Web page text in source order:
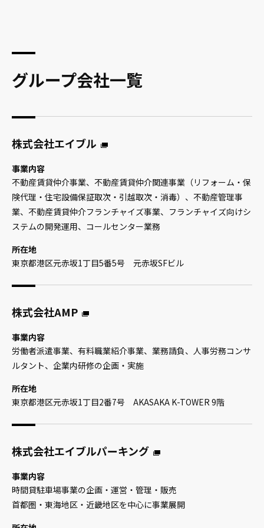
グループ会社一覧
株式会社エイブル
事業内容
不動産賃貸仲介事業、不動産賃貸仲介関連事業（リフォーム・保
険代理・住宅設備保証取次・引越取次・消毒）、不動産管理事
業、不動産賃貸仲介フランチャイズ事業、フランチャイズ向けシ
ステムの開発運用、コールセンター業務
所在地
東京都港区元赤坂1丁目5番5号 元赤坂SFビル
株式会社AMP
事業内容
労働者派遣事業、有料職業紹介事業、業務請負、人事労務コンサ
ルタント、企業内研修の企画・実施
所在地
東京都港区元赤坂1丁目2番7号 AKASAKA K-TOWER 9階
株式会社エイブルパーキング
事業内容
時間貸駐車場事業の企画・運営・管理・販売
首都圏・東海地区・近畿地区を中心に事業展開